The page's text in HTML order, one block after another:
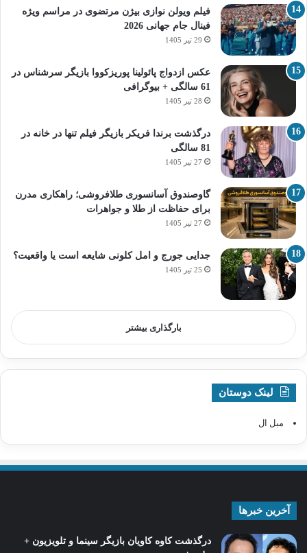
فیلم ویولن نوازی بیژن مرتضوی در مراسم ویژه
فینال جام جهانی 2026
29 تیر 1405
عکس ازدواج پائولینا پوریزکووا بازیگر سرشناس در
61 سالگی + بیوگرافی
28 تیر 1405
درگذشت برندا فریکر بازیگر فیلم تنها در خانه در
81 سالگی
27 تیر 1405
گاوصندوق آسانسوری طلافروشی؛ راهکاری مدرن
برای حفاظت از طلا و جواهرات
27 تیر 1405
جدایی جورج و امل کلونی شایعه است یا واقعیت؟
25 تیر 1405
بارگذاری بیشتر
لینک دوستان
مبل ال
آخرین خبرها
درگذشت کاوه کاویان بازیگر سینما و تلویزیون +